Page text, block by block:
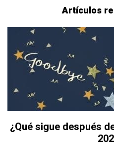
Artículos
¿Qué sigue después